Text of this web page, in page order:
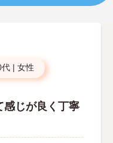
代 | 女性
感じが良く丁寧